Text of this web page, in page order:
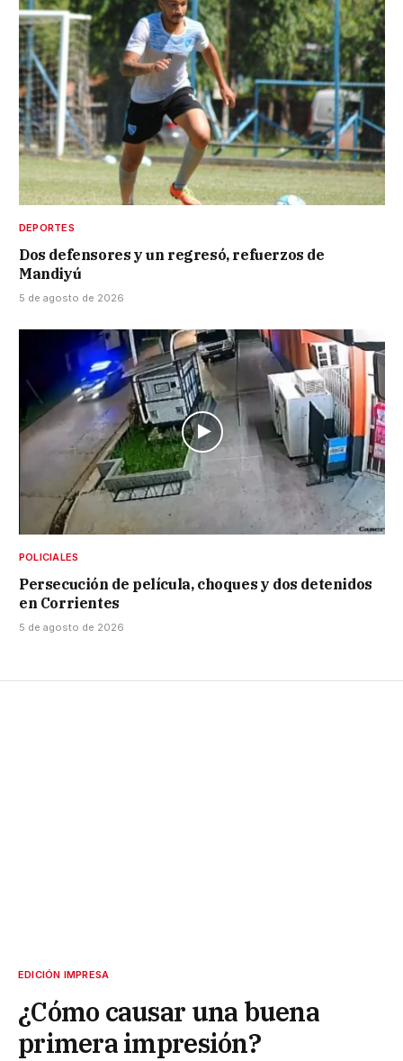
DEPORTES
Dos defensores y un regresó, refuerzos de
Mandiyú
5 de agosto de 2026
POLICIALES
Persecución de película, choques y dos detenidos
en Corrientes
5 de agosto de 2026
EDICIÓN IMPRESA
¿Cómo causar una buena
primera impresión?